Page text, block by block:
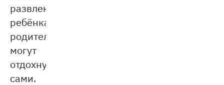
развлекают
ребёнка,
родители
могут
отдохнуть
сами.